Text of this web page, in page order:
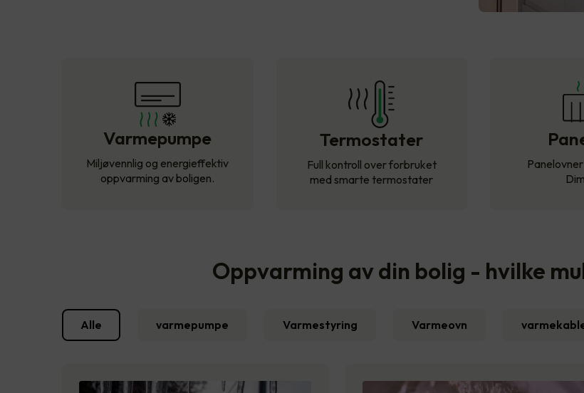
Varmepumpe
Miljøvennlig og energieffektiv
oppvarming av boligen.
Termostater
Full kontroll over forbruket
med smarte termostater
Oppvarming av din bolig - hvilke
Alle varmepumpe Varmestyring Varmeovn